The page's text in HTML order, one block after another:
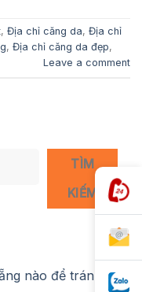
, Địa chỉ căng da, Địa chỉ
, Địa chỉ căng da đẹp,
Leave a comment
TÌM
KIẾM
nào để tránh